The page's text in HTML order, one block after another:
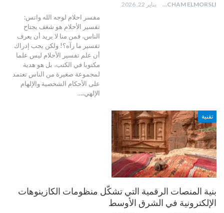
HICHAM ELMORSLI يناير 22, 2026
مفسر احلام لوجه الله واتس:
تفسير الأحلام هو شغف يجتاح
الناس، فمن منا لا يريد أن يعرف
تفسير ما رآه؟! ولكن يجب إدراك
أن علم تفسير الأحلام ليس علما
مكتوبا في الكتب، بل هو هدية
لمجموعة صغيرة من الناس تعتمد
على الأحكام الشخصية والإلهام
الإلهي،…
تقنية
بنية المنصات الرقمية التي تشكّل منظومات الكازينوهات
الإلكترونية في الشرق الأوسط